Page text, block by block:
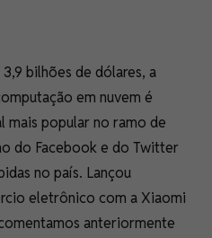
bilhões de dólares, a
em nuvem é
mais popular no ramo de
do Facebook e do Twitter
no país. Lançou
eletrônico com a Xiaomi
anteriormente